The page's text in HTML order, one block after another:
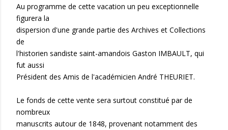
Au programme de cette vacation un peu exceptionnelle
figurera la
dispersion d'une grande partie des Archives et Collections
de
l'historien sandiste saint-amandois Gaston IMBAULT, qui
fut aussi
Président des Amis de l'académicien André THEURIET.
Le fonds de cette vente sera surtout constitué par de
nombreux
manuscrits autour de 1848, provenant notamment des